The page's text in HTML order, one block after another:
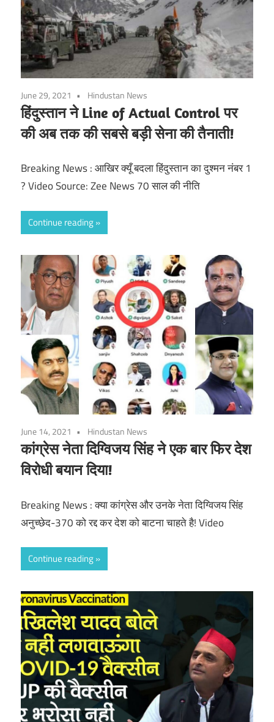
June 29, 2021 Hindustan News
हिंदुस्तान ने Line of Actual Control पर
की अब तक की सबसे बड़ी सेना की तैनाती!
Breaking News : आखिर क्यूँ बदला हिंदुस्तान का दुश्मन नंबर 1
? Video Source: Zee News 70 साल की नीति
Continue reading
June 14, 2021 Hindustan News
कांग्रेस नेता दिग्विजय सिंह ने एक बार फिर देश
विरोधी बयान दिया!
Breaking News : क्या कांग्रेस और उनके नेता दिग्विजय सिंह
अनुच्छेद-370 को रद्द कर देश को बाटना चाहते है! Video
Continue reading